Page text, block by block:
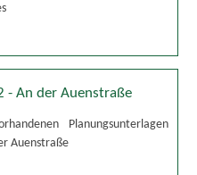
- An der Auenstraße
Planungsunterlagen
Auenstraße